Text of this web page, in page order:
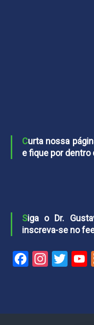
Curta nossa página de Rinoplastia no Facebook
e fique por dentro
Siga o Dr. Gustavo R. Moreno nas redes e
inscreva-se no
Facebook